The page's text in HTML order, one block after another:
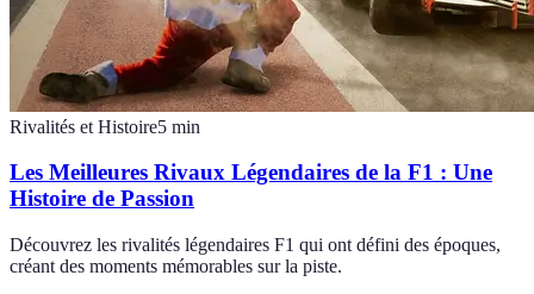
Rivalités et Histoire5 min
Les Meilleures Rivaux Légendaires de la F1 : Une
Histoire de Passion
Découvrez les rivalités légendaires F1 qui ont défini des époques,
créant des moments mémorables sur la piste.